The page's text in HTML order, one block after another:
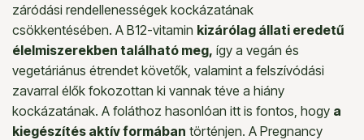
záródási rendellenességek kockázatának
csökkentésében. A B12-vitamin kizárólag állati eredetű
élelmiszerekben található meg, így a vegán és
vegetáriánus étrendet követők, valamint a felszívódási
zavarral élők fokozottan ki vannak téve a hiány
kockázatának. A foláthoz hasonlóan itt is fontos, hogy a
kiegészítés aktív formában történjen. A Pregnancy